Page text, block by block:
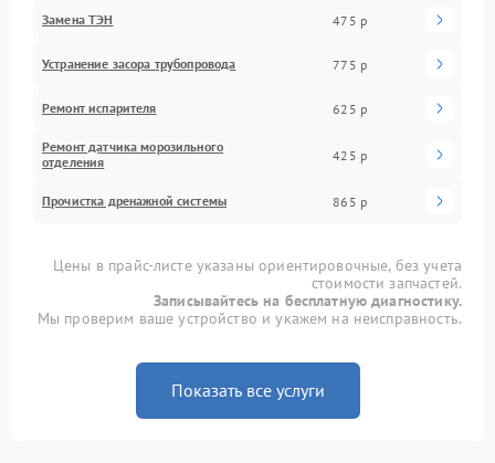
Замена ТЭН 475 р
Устранение засора трубопровода 775 р
Ремонт испарителя 625 р
Ремонт датчика морозильного
отделения
425 р
Прочистка дренажной системы 865 р
Цены в прайс-листе указаны ориентировочные, без учета
стоимости запчастей.
Записывайтесь на бесплатную диагностику.
Мы проверим ваше устройство и укажем на неисправность.
Показать все услуги